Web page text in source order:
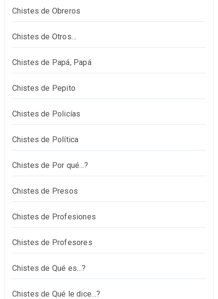
Chistes de Obreros
Chistes de Otros…
Chistes de Papá, Papá
Chistes de Pepito
Chistes de Policías
Chistes de Política
Chistes de Por qué…?
Chistes de Presos
Chistes de Profesiones
Chistes de Profesores
Chistes de Qué es…?
Chistes de Qué le dice…?